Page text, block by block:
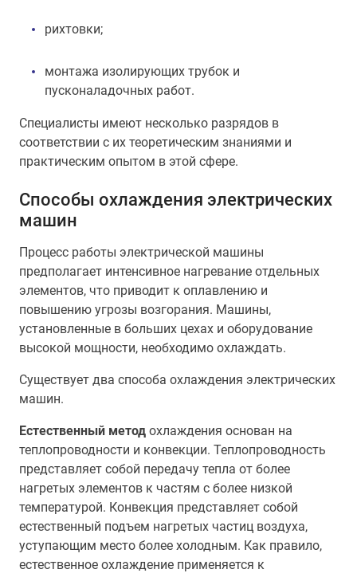
рихтовки;
монтажа изолирующих трубок и
пусконаладочных работ.
Специалисты имеют несколько разрядов в
соответствии с их теоретическим знаниями и
практическим опытом в этой сфере.
Способы охлаждения электрических
машин
Процесс работы электрической машины
предполагает интенсивное нагревание отдельных
элементов, что приводит к оплавлению и
повышению угрозы возгорания. Машины,
установленные в больших цехах и оборудование
высокой мощности, необходимо охлаждать.
Существует два способа охлаждения электрических
машин.
Естественный метод охлаждения основан на
теплопроводности и конвекции. Теплопроводность
представляет собой передачу тепла от более
нагретых элементов к частям с более низкой
температурой. Конвекция представляет собой
естественный подъем нагретых частиц воздуха,
уступающим место более холодным. Как правило,
естественное охлаждение применяется к